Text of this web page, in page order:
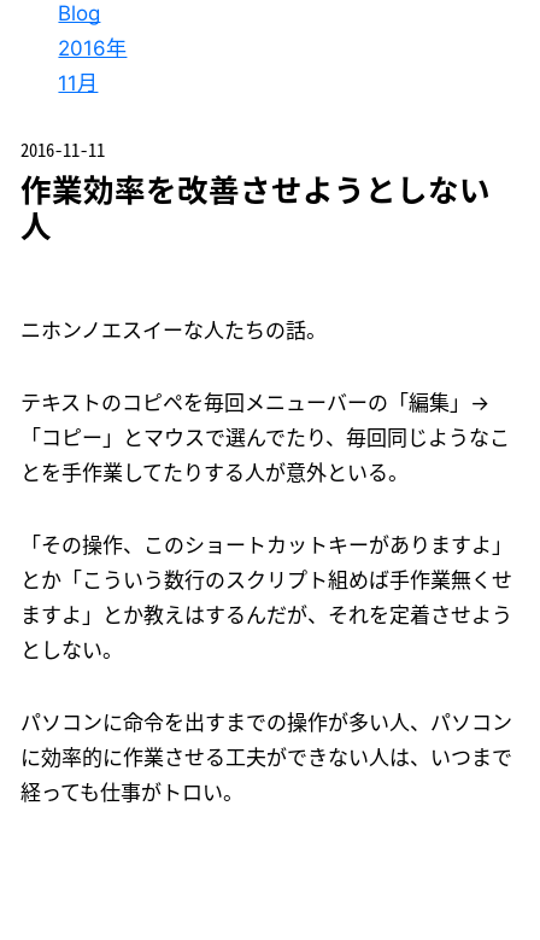
Blog
2016年
11月
2016-11-11
作業効率を改善させようとしない
人
ニホンノエスイーな人たちの話。
テキストのコピペを毎回メニューバーの「編集」→
「コピー」とマウスで選んでたり、毎回同じようなこ
とを手作業してたりする人が意外といる。
「その操作、このショートカットキーがありますよ」
とか「こういう数行のスクリプト組めば手作業無くせ
ますよ」とか教えはするんだが、それを定着させよう
としない。
パソコンに命令を出すまでの操作が多い人、パソコン
に効率的に作業させる工夫ができない人は、いつまで
経っても仕事がトロい。